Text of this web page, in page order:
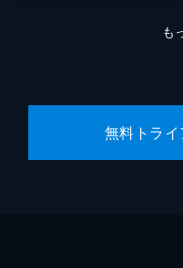
も
無料トラ